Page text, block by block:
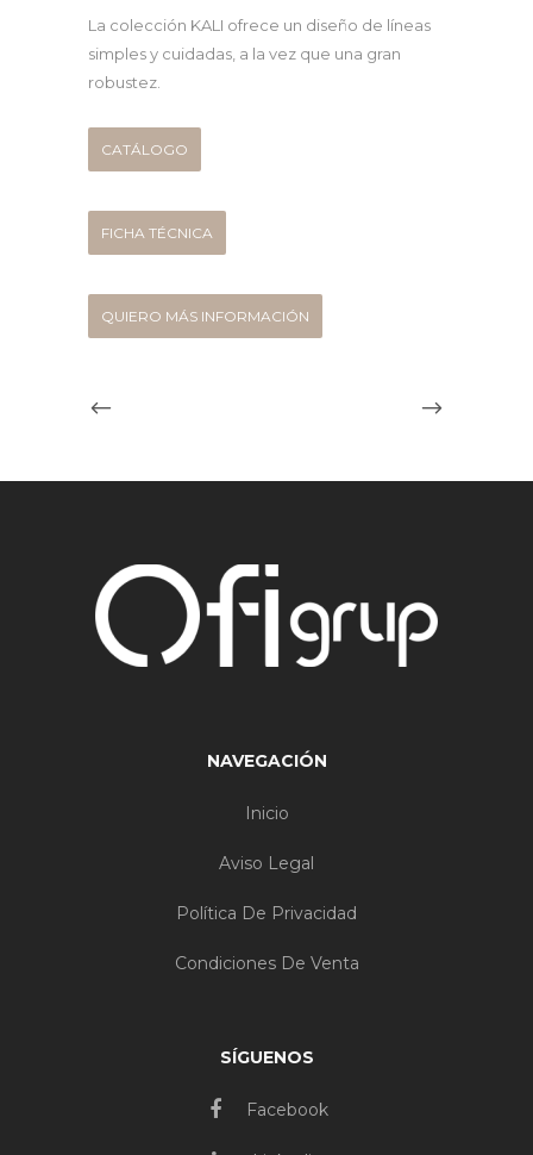
La colección KALI ofrece un diseño de líneas
simples y cuidadas, a la vez que una gran
robustez.
CATÁLOGO
FICHA TÉCNICA
QUIERO MÁS INFORMACIÓN
NAVEGACIÓN
Inicio
Aviso Legal
Política De Privacidad
Condiciones De Venta
SÍGUENOS
Facebook